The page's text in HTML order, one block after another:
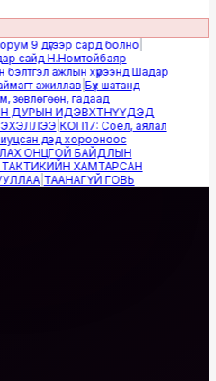
9 дүгээр сард болно|
сайд Н.Номтойбаяр
ажлын хүрээнд Шадар
ажиллав|Бүх шатанд
гадаад
ДУРЫН ИДЭВХТНҮҮДЭД
|КОП17: Соёл, аялал
дэд хорооноос
ОНЦГОЙ БАЙДЛЫН
ХАМТАРСАН
|ТААНАГҮЙ ГОВЬ